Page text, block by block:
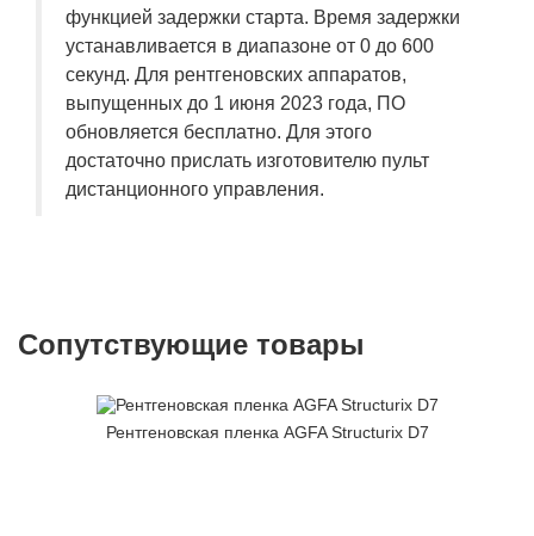
функцией задержки старта. Время задержки
устанавливается в диапазоне от 0 до 600
секунд. Для рентгеновских аппаратов,
выпущенных до 1 июня 2023 года, ПО
обновляется бесплатно. Для этого
достаточно прислать изготовителю пульт
дистанционного управления.
Сопутствующие товары
Рентгеновская пленка AGFA Structurix D7